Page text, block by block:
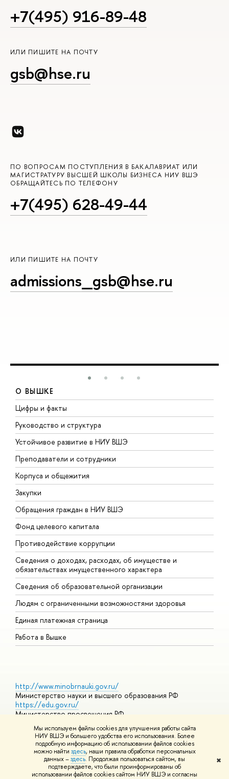
Мы используем файлы cookies для улучшения работы сайта
НИУ ВШЭ и большего удобства его использования. Более
подробную информацию об использовании файлов cookies
можно найти здесь, наши правила обработки персональных
данных –здесь. Продолжая пользоваться сайтом, вы
подтверждаете, что были проинформированы об
использовании файлов cookies сайтом НИУ ВШЭ и согласны
✖
+7(495) 916-89-48
ИЛИ ПИШИТЕ НА ПОЧТУ
gsb@hse.ru
ПО ВОПРОСАМ ПОСТУПЛЕНИЯ В БАКАЛАВРИАТ ИЛИ
МАГИСТРАТУРУ ВЫСШЕЙ ШКОЛЫ БИЗНЕСА НИУ ВШЭ
ОБРАЩАЙТЕСЬ ПО ТЕЛЕФОНУ
+7(495) 628-49-44
ИЛИ ПИШИТЕ НА ПОЧТУ
admissions_gsb@hse.ru
О ВЫШКЕ
Цифры и факты
Руководство и структура
Устойчивое развитие в НИУ ВШЭ
Преподаватели и сотрудники
Корпуса и общежития
Закупки
Обращения граждан в НИУ ВШЭ
Фонд целевого капитала
Противодействие коррупции
Сведения о доходах, расходах, об имуществе и
обязательствах имущественного характера
Сведения об образовательной организации
Людям с ограниченными возможностями здоровья
Единая платежная страница
Работа в Вышке
http://www.minobrnauki.gov.ru/
Министерство науки и высшего образования РФ
https://edu.gov.ru/
Министерство просвещения РФ
https://elearning.hse.ru/mooc
Массовые открытые онлайн-курсы
© НИУ ВШЭ 1993–2026 Адреса и контактыУсловия
использования материалов Политика конфиденциальности